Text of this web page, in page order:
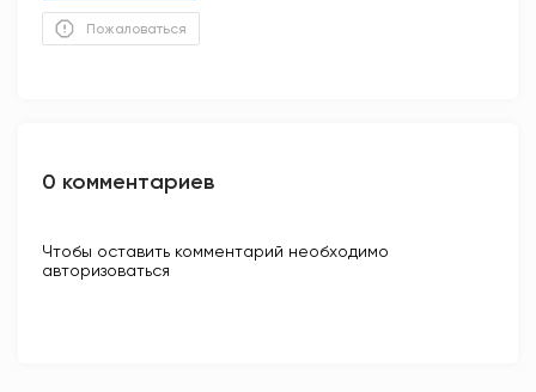
Пожаловаться
0 комментариев
Чтобы оставить комментарий необходимо
авторизоваться